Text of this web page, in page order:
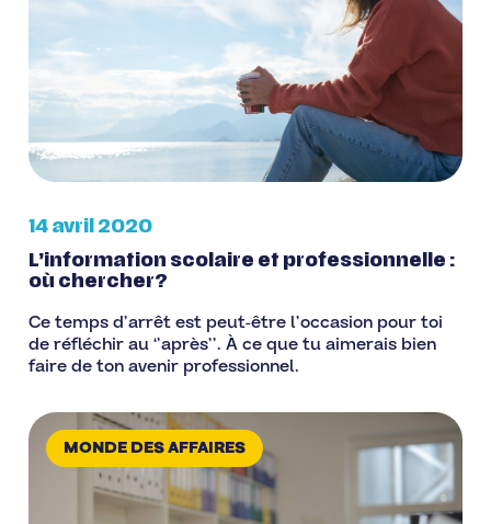
14 avril 2020
L’information scolaire et professionnelle :
où chercher?
Ce temps d’arrêt est peut-être l’occasion pour toi
de réfléchir au ‘’après’’. À ce que tu aimerais bien
faire de ton avenir professionnel.
MONDE DES AFFAIRES